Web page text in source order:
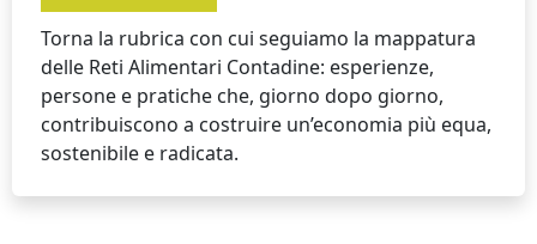
Torna la rubrica con cui seguiamo la mappatura
delle Reti Alimentari Contadine: esperienze,
persone e pratiche che, giorno dopo giorno,
contribuiscono a costruire un’economia più equa,
sostenibile e radicata.